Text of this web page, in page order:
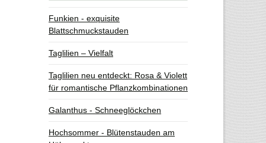
Funkien - exquisite
Blattschmuckstauden
Taglilien – Vielfalt
Taglilien neu entdeckt: Rosa & Violett
für romantische Pflanzkombinationen
Galanthus - Schneeglöckchen
Hochsommer - Blütenstauden am